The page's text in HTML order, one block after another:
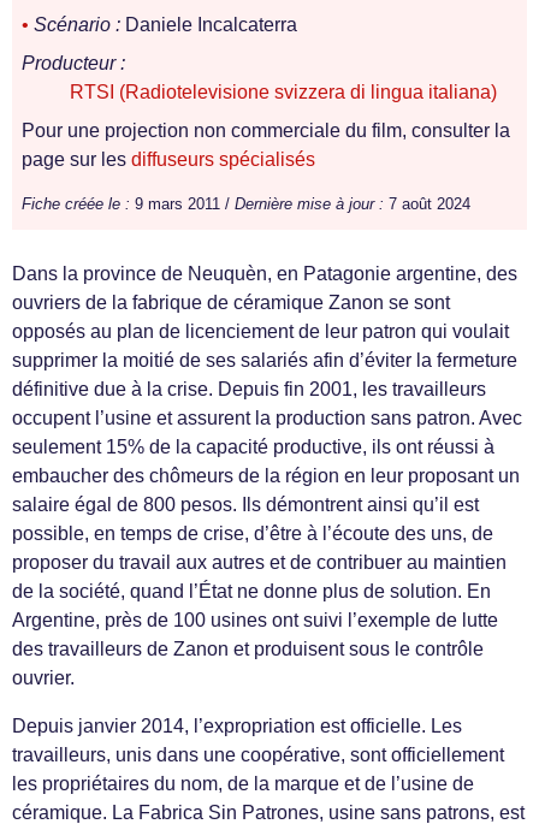
• Scénario : Daniele Incalcaterra
Producteur :
RTSI (Radiotelevisione svizzera di lingua italiana)
Pour une projection non commerciale du film, consulter la
page sur les diffuseurs spécialisés
Fiche créée le : 9 mars 2011 / Dernière mise à jour : 7 août 2024
Dans la province de Neuquèn, en Patagonie argentine, des
ouvriers de la fabrique de céramique Zanon se sont
opposés au plan de licenciement de leur patron qui voulait
supprimer la moitié de ses salariés afin d’éviter la fermeture
définitive due à la crise. Depuis fin 2001, les travailleurs
occupent l’usine et assurent la production sans patron. Avec
seulement 15% de la capacité productive, ils ont réussi à
embaucher des chômeurs de la région en leur proposant un
salaire égal de 800 pesos. Ils démontrent ainsi qu’il est
possible, en temps de crise, d’être à l’écoute des uns, de
proposer du travail aux autres et de contribuer au maintien
de la société, quand l’État ne donne plus de solution. En
Argentine, près de 100 usines ont suivi l’exemple de lutte
des travailleurs de Zanon et produisent sous le contrôle
ouvrier.
Depuis janvier 2014, l’expropriation est officielle. Les
travailleurs, unis dans une coopérative, sont officiellement
les propriétaires du nom, de la marque et de l’usine de
céramique. La Fabrica Sin Patrones, usine sans patrons, est